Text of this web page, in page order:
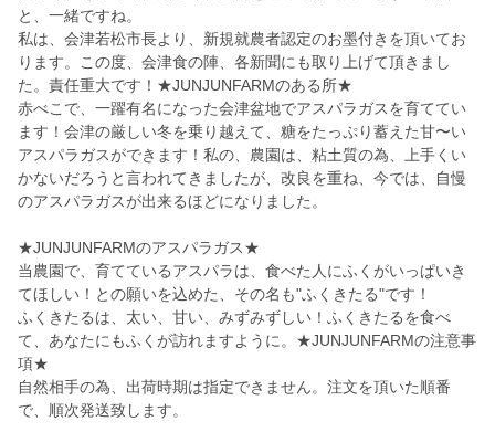
と、一緒ですね。
私は、会津若松市長より、新規就農者認定のお墨付きを頂いてお
ります。この度、会津食の陣、各新聞にも取り上げて頂きまし
た。責任重大です！★JUNJUNFARMのある所★
赤べこで、一躍有名になった会津盆地でアスパラガスを育ててい
ます！会津の厳しい冬を乗り越えて、糖をたっぷり蓄えた甘〜い
アスパラガスができます！私の、農園は、粘土質の為、上手くい
かないだろうと言われてきましたが、改良を重ね、今では、自慢
のアスパラガスが出来るほどになりました。
★JUNJUNFARMのアスパラガス★
当農園で、育てているアスパラは、食べた人にふくがいっぱいき
てほしい！との願いを込めた、その名も"ふくきたる"です！
ふくきたるは、太い、甘い、みずみずしい！ふくきたるを食べ
て、あなたにもふくが訪れますように。★JUNJUNFARMの注意事
項★
自然相手の為、出荷時期は指定できません。注文を頂いた順番
で、順次発送致します。